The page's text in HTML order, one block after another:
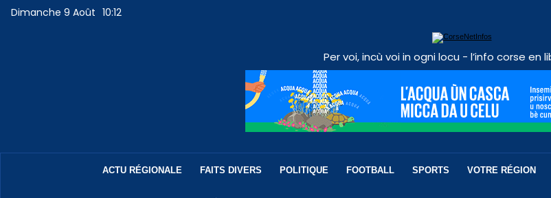
Dimanche 9 Août 10:12
Per voi, incù voi in ogni locu - l’info corse en
ACTU RÉGIONALE FAITS DIVERS POLITIQUE FOOTBALL SPORTS VOTRE RÉGION